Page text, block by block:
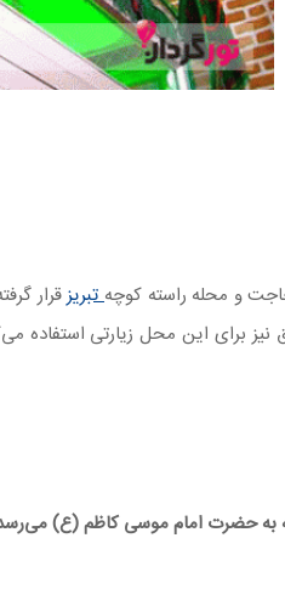
و محله راسته کوچهتبریزقرار
نیز برای این محل زیارتی استفاده
به حضرت امام موسی کاظم (ع)